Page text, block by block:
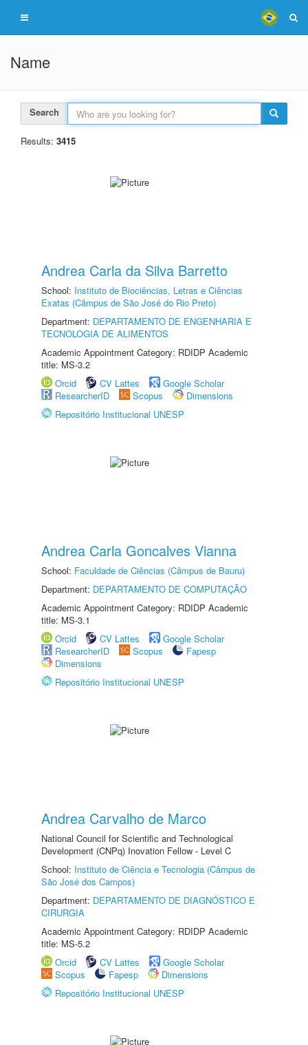
Name
Search
Results: 3415
Andrea Carla da Silva Barretto
School: Instituto de Biociências, Letras e Ciências
Exatas (Câmpus de São José do Rio Preto)
Department: DEPARTAMENTO DE ENGENHARIA E
TECNOLOGIA DE ALIMENTOS
Academic Appointment Category: RDIDP Academic
title: MS-3.2
Orcid
CV Lattes
Google Scholar
ResearcherID
Scopus
Dimensions
Repositório Institucional UNESP
Andrea Carla Goncalves Vianna
School: Faculdade de Ciências (Câmpus de Bauru)
Department: DEPARTAMENTO DE COMPUTAÇÃO
Academic Appointment Category: RDIDP Academic
title: MS-3.1
Orcid
CV Lattes
Google Scholar
ResearcherID
Scopus
Fapesp
Dimensions
Repositório Institucional UNESP
Andrea Carvalho de Marco
National Council for Scientific and Technological
Development (CNPq) Inovation Fellow - Level C
School: Instituto de Ciência e Tecnologia (Câmpus de
São José dos Campos)
Department: DEPARTAMENTO DE DIAGNÓSTICO E
CIRURGIA
Academic Appointment Category: RDIDP Academic
title: MS-5.2
Orcid
CV Lattes
Google Scholar
Scopus
Fapesp
Dimensions
Repositório Institucional UNESP